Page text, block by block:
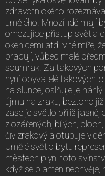
zdravotnického
umělého. Mnozí lidé mají
omezujíce přístup světla
okenicemi atd. v té míře,
pracují, vůbec malé
soumrak. Za takových
nyní obyvatelé
na slunce, oslňuje je
újmu na zraku, beztoho
zase je světlo příliš jasné,
z ozářených, bílých,
čiv zrakový a otupuje
Umělé světlo bytu
městech plyn: toto
když se plamen